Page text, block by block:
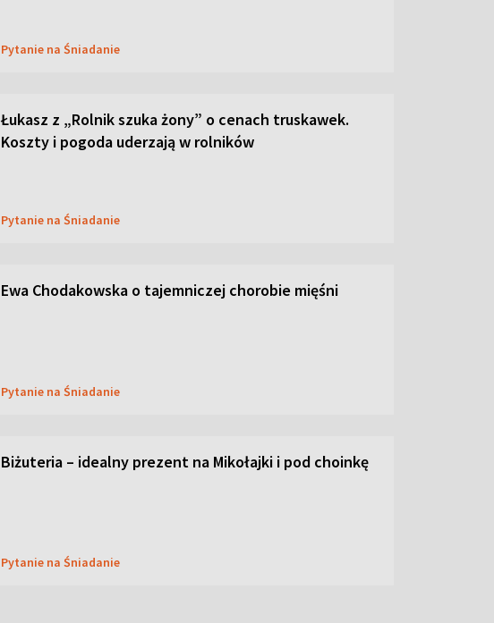
Pytanie na Śniadanie
Łukasz z „Rolnik szuka żony” o cenach truskawek.
Koszty i pogoda uderzają w rolników
Pytanie na Śniadanie
Ewa Chodakowska o tajemniczej chorobie mięśni
Pytanie na Śniadanie
Biżuteria – idealny prezent na Mikołajki i pod choinkę
Pytanie na Śniadanie